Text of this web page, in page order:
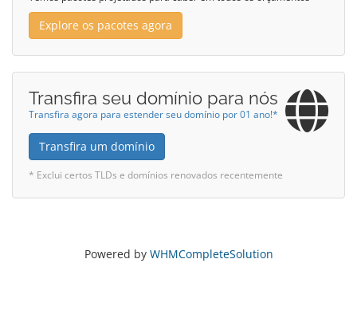
Explore os pacotes agora
Transfira seu domínio para nós
Transfira agora para estender seu domínio por 01 ano!*
Transfira um domínio
* Exclui certos TLDs e domínios renovados recentemente
Powered by WHMCompleteSolution